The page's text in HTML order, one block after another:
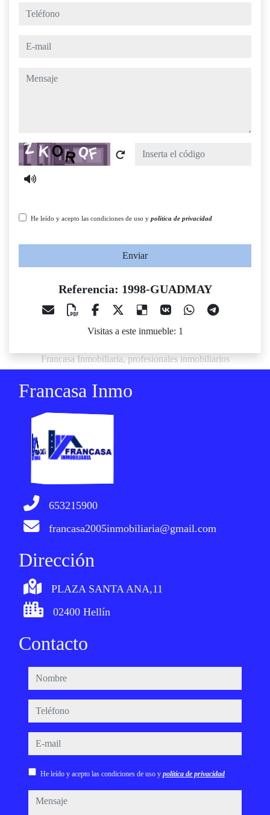
teléfono
e-mail
mensaje
Captcha
He leído y acepto las condiciones de uso y política de privacidad
Enviar
Referencia: 1998-GUADMAY
Visitas a este inmueble: 1
Francasa Inmobiliaria, profesionales inmobiliarios
Francasa Inmo
653215900
francasa2005inmobiliaria@gmail.com
Dirección
PLAZA SANTA ANA,11
02400 Hellín
Contacto
nombre
teléfono
e-mail
He leído y acepto las condiciones de uso y política de privacidad
mensaje